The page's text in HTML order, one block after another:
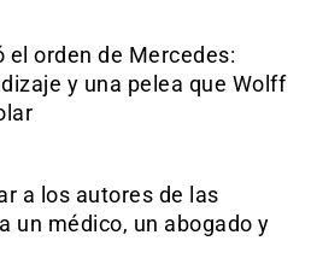
orden de Mercedes:
y una pelea que Wolff
a los autores de las
un médico, un abogado y